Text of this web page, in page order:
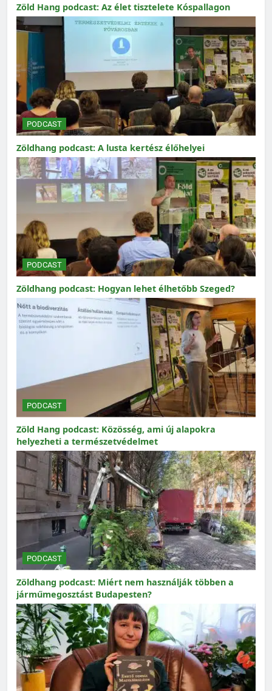
Zöld Hang podcast: Az élet tisztelete Kóspallagon
PODCAST
Zöldhang podcast: A lusta kertész élőhelyei
PODCAST
Zöldhang podcast: Hogyan lehet élhetőbb Szeged?
PODCAST
Zöld Hang podcast: Közösség, ami új alapokra
helyezheti a természetvédelmet
PODCAST
Zöldhang podcast: Miért nem használják többen a
járműmegosztást Budapesten?